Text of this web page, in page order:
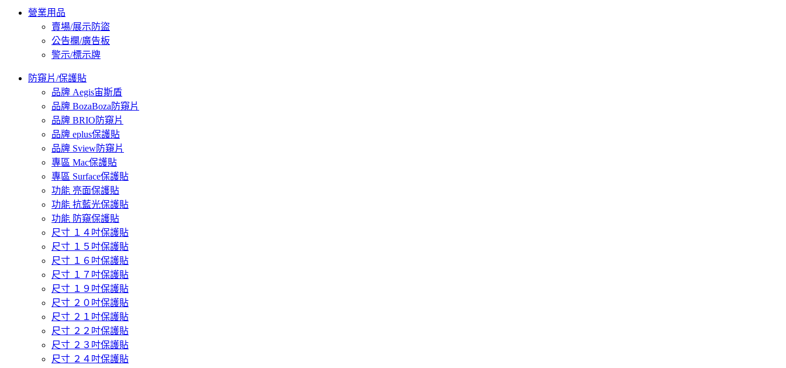
營業用品
賣場/展示防盜
公告欄/廣告板
警示/標示牌
防窺片/保護貼
品牌 Aegis宙斯盾
品牌 BozaBoza防窺片
品牌 BRIO防窺片
品牌 eplus保護貼
品牌 Sview防窺片
專區 Mac保護貼
專區 Surface保護貼
功能 亮面保護貼
功能 抗藍光保護貼
功能 防窺保護貼
尺寸 １４吋保護貼
尺寸 １５吋保護貼
尺寸 １６吋保護貼
尺寸 １７吋保護貼
尺寸 １９吋保護貼
尺寸 ２０吋保護貼
尺寸 ２１吋保護貼
尺寸 ２２吋保護貼
尺寸 ２３吋保護貼
尺寸 ２４吋保護貼